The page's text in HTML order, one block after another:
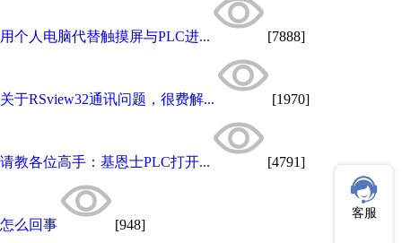
用个人电脑代替触摸屏与PLC进... [7888]
关于RSview32通讯问题，很费解... [1970]
请教各位高手：基恩士PLC打开... [4791]
怎么回事 [948]
客服